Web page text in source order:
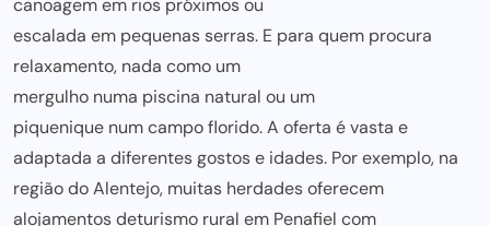
canoagem em rios próximos ou
escalada em pequenas serras. E para quem procura
relaxamento, nada como um
mergulho numa piscina natural ou um
piquenique num campo florido. A oferta é vasta e
adaptada a diferentes gostos e idades. Por exemplo, na
região do Alentejo, muitas herdades oferecem
alojamentos deturismo rural em Penafiel com